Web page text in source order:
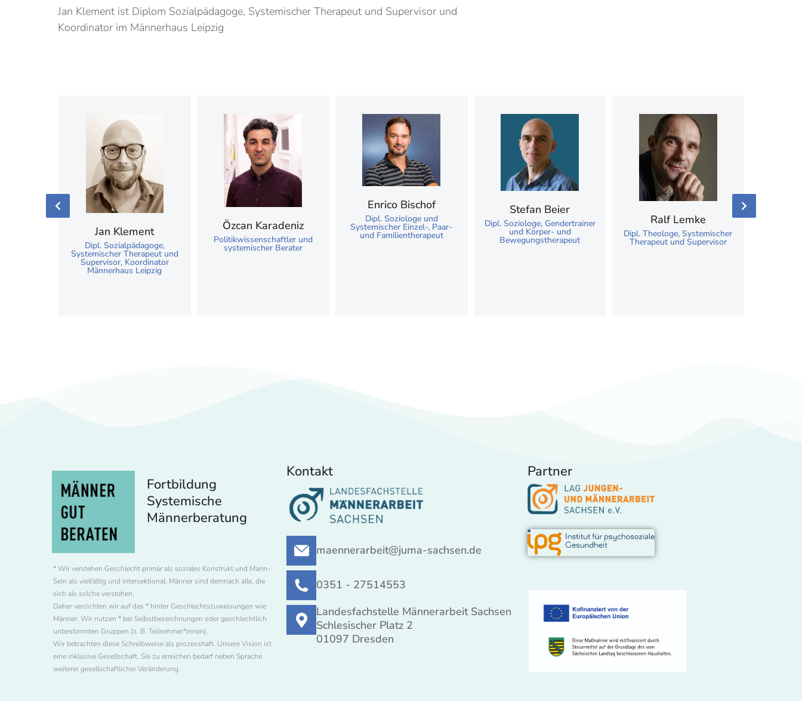
Jan Klement ist Diplom Sozialpädagoge, Systemischer Therapeut und Supervisor und
Koordinator im Männerhaus Leipzig
Jan Klement
Dipl. Sozialpädagoge,
Systemischer Therapeut und
Supervisor, Koordinator
Männerhaus Leipzig
Özcan Karadeniz
Politikwissenschaftler und
systemischer Berater
Enrico Bischof
Dipl. Soziologe und
Systemischer Einzel-, Paar-
und Familientherapeut
Stefan Beier
Dipl. Soziologe, Gendertrainer
und Körper- und
Bewegungstherapeut
Ralf Lemke
Dipl. Theologe, Systemischer
Therapeut und Supervisor
Fortbildung
Systemische
Männerberatung
* Wir verstehen Geschlecht primär als soziales Konstrukt und Mann-
Sein als vielfältig und intersektional. Männer sind demnach alle, die
sich als solche verstehen.
Daher verzichten wir auf das * hinter Geschlechtszuweisungen wie
Männer. Wir nutzen * bei Selbstbezeichnungen oder geschlechtlich
unbestimmten Gruppen (z. B. Teilnehmer*innen).
Wir betrachten diese Schreibweise als prozesshaft. Unsere Vision ist
eine inklusive Gesellschaft. Sie zu erreichen bedarf neben Sprache
weiterer gesellschaftlicher Veränderung.
Kontakt
maennerarbeit@juma-sachsen.de
0351 - 27514553
Landesfachstelle Männerarbeit Sachsen
Schlesischer Platz 2
01097 Dresden
Partner